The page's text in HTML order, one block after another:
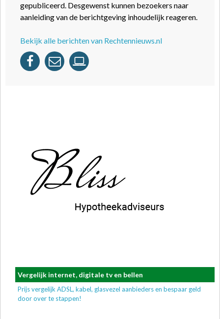
gepubliceerd. Desgewenst kunnen bezoekers naar
aanleiding van de berichtgeving inhoudelijk reageren.
Bekijk alle berichten van Rechtennieuws.nl
Vergelijk internet, digitale tv en bellen
Prijs vergelijk ADSL, kabel, glasvezel aanbieders en bespaar geld
door over te stappen!